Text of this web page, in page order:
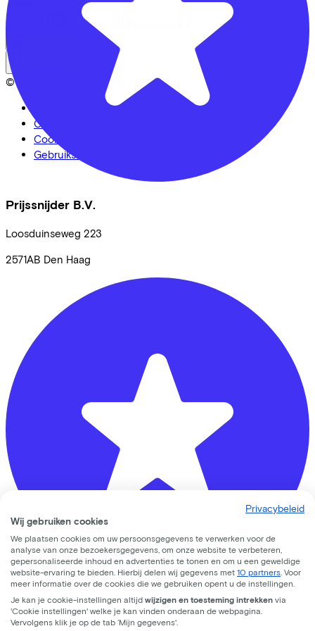
Prijssnijder B.V.
Loosduinseweg 223
2571AB Den Haag
Fluit Tweewielers
LinkedIn Instagram
© Lease a Bike. All Rights Reserved.
Privacy statement
Cookie statement
Cookie instellingen
Gebruiksvoorwaarden
Privacybeleid
Wij gebruiken cookies
We plaatsen cookies om uw persoonsgegevens te verwerken voor de
analyse van onze bezoekersgegevens, om onze website te verbeteren,
gepersonaliseerde inhoud en advertenties te tonen en om u een geweldige
website-ervaring te bieden. Hierbij delen wij gegevens met 10 partners . Voor
meer informatie over de cookies die we gebruiken opent u de instellingen.
Je kan je cookie-instellingen altijd wijzigen en toesteming intrekken via
'Cookie instellingen' welke je kan vinden onderaan de webpagina.
Vervolgens klik je op de tab ‘Mijn gegevens'.